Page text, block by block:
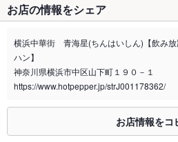
禁煙・喫煙 全席禁煙
喫煙専用室 なし
※2020年4月1日～受動喫煙対策に関する法律が施行さ
合わせください。
お席
総席数
お店の情報をシェア
横浜中華街 青海星(ちんはいしん)【飲み
ハン】
神奈川県横浜市中区山下町１９０－１
https://www.hotpepper.jp/strJ001178362/
お店情報をコ